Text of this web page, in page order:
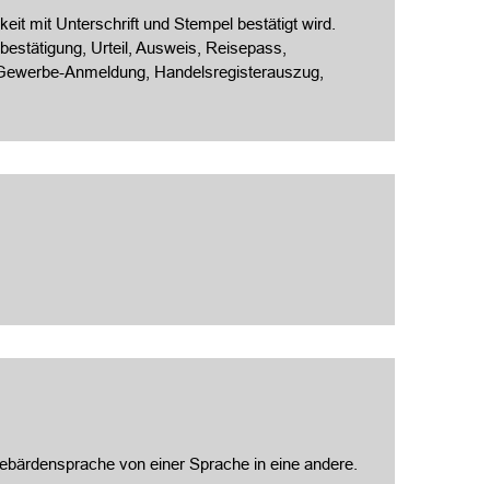
mit Unterschrift und Stempel bestätigt wird.
Urteil, Ausweis, Reisepass,
Anmeldung, Handelsregisterauszug,
von einer Sprache in eine andere.